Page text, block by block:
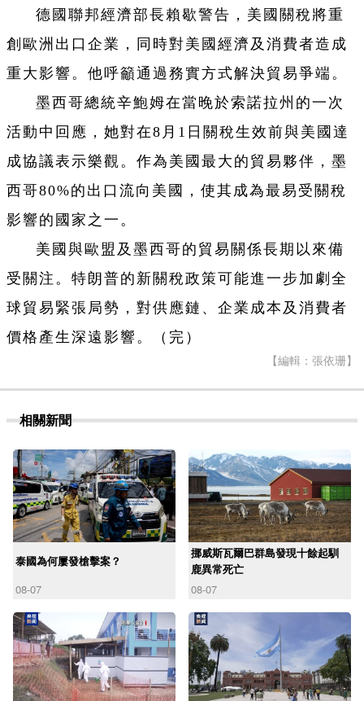
德國聯邦經濟部長賴歇警告，美國關稅將重
創歐洲出口企業，同時對美國經濟及消費者造成
重大影響。他呼籲通過務實方式解決貿易爭端。
墨西哥總統辛鮑姆在當晚於索諾拉州的一次
活動中回應，她對在8月1日關稅生效前與美國達
成協議表示樂觀。作為美國最大的貿易夥伴，墨
西哥80%的出口流向美國，使其成為最易受關稅
影響的國家之一。
美國與歐盟及墨西哥的貿易關係長期以來備
受關注。特朗普的新關稅政策可能進一步加劇全
球貿易緊張局勢，對供應鏈、企業成本及消費者
價格產生深遠影響。（完）
【編輯：張依珊】
相關新聞
泰國為何屢發槍擊案？
08-07
挪威斯瓦爾巴群島發現十餘起馴
鹿異常死亡
08-07